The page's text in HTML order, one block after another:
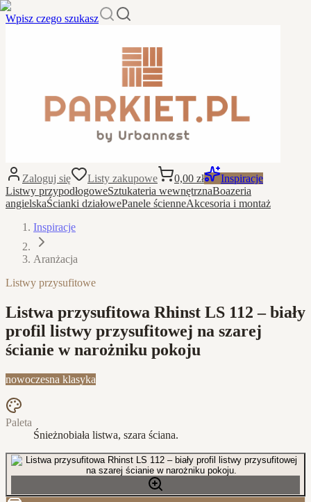
Wpisz czego szukasz
Zaloguj się Listy zakupowe 0,00 zł
Inspiracje
Listwy przypodłogoweSztukateria wewnętrznaBoazeria
angielskaŚcianki działowePanele ścienneAkcesoria i montaż
Inspiracje
Aranżacja
Listwy przysufitowe
Listwa przysufitowa Rhinst LS 112 – biały
profil listwy przysufitowej na szarej
ścianie w narożniku pokoju
nowoczesna klasyka
Paleta
Śnieżnobiała listwa, szara ściana.